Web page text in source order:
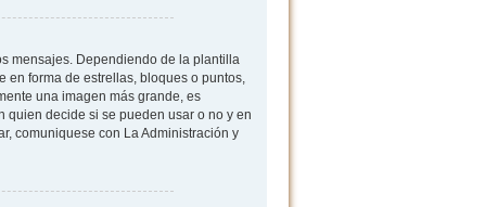
mensajes. Dependiendo de la plantilla
en forma de estrellas, bloques o puntos,
una imagen más grande, es
quien decide si se pueden usar o no y en
comuniquese con La Administración y